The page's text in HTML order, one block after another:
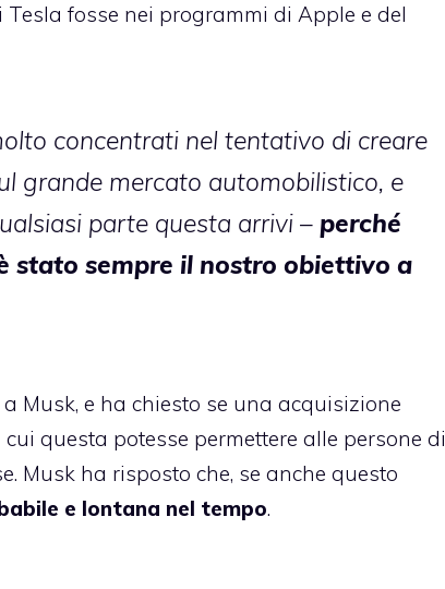
fosse nei programmi di Apple e del
concentrati nel tentativo di creare
grande mercato automobilistico, e
parte questa arrivi – perché
stato sempre il nostro obiettivo a
Musk, e ha chiesto se una acquisizione
questa potesse permettere alle persone di
Musk ha risposto che, se anche questo
e lontana nel tempo.